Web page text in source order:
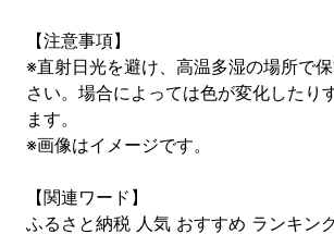
【注意事項】
※直射日光を避け、高温多湿の場所で
さい。場合によっては色が変化したり
ます。
※画像はイメージです。
【関連ワード】
ふるさと納税 人気 おすすめ ランキン